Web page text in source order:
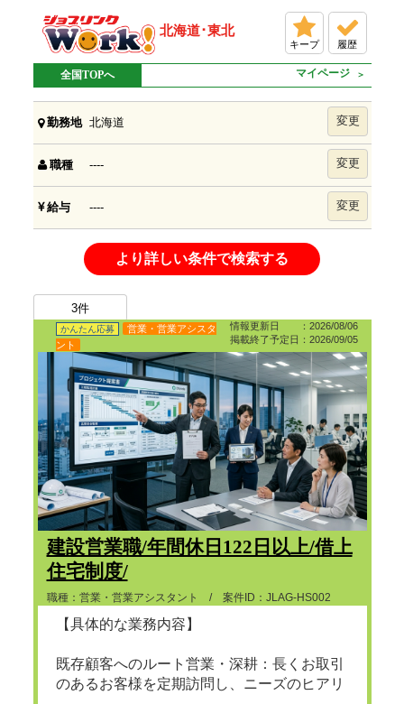
北海道･東北
キープ 履歴
全国TOPへ マイページ
勤務地 北海道 変更
職種 ---- 変更
給与 ---- 変更
より詳しい条件で検索する
3件
情報更新日 ：2026/08/06
掲載終了予定日：2026/09/05
かんたん応募
営業・営業アシスタ
ント
建設営業職/年間休日122日以上/借上
住宅制度/
職種：営業・営業アシスタント / 案件ID：JLAG-HS002
【具体的な業務内容】
既存顧客へのルート営業・深耕：長くお取引
のあるお客様を定期訪問し、ニーズのヒアリ